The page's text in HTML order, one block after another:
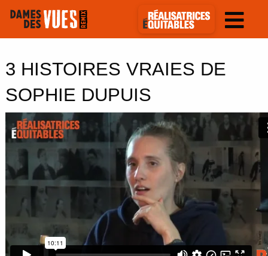
3 HISTOIRES VRAIES DE
SOPHIE DUPUIS